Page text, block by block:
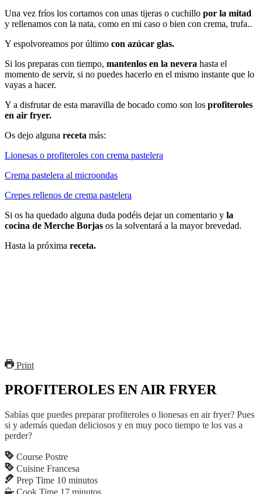
Una vez fríos los cortamos con unas tijeras o cuchillo por la mitad
y rellenamos con la nata, como en mi caso o bien con crema, trufa..
Y espolvoreamos por último con azúcar glas.
Si los preparas con tiempo, mantenlos en la nevera hasta el
momento de servir, si no puedes hacerlo en el mismo instante que lo
vayas a hacer.
Y a disfrutar de esta maravilla de bocado como son los profiteroles
en air fryer.
Os dejo alguna receta más:
Lionesas o profiteroles con crema pastelera
Crema pastelera al microondas
Crepes rellenos de crema pastelera
Si os ha quedado alguna duda podéis dejar un comentario y la
cocina de Merche Borjas os la solventará a la mayor brevedad.
Hasta la próxima receta.
Print
PROFITEROLES EN AIR FRYER
Sabías que puedes preparar profiteroles o lionesas en air fryer? Pues
si y además quedan deliciosos y en muy poco tiempo te los vas a
perder?
Course Postre
Cuisine Francesa
Prep Time 10 minutos